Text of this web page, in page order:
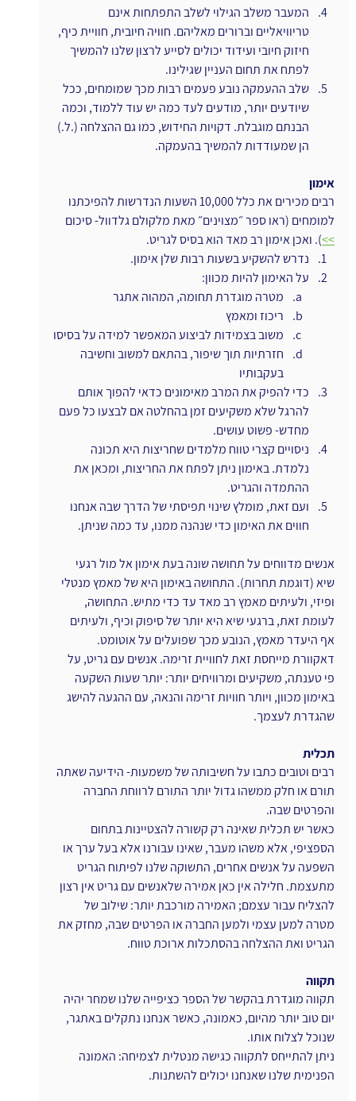
המעבר משלב הגילוי לשלב התפתחות אינם
טריוויאליים וברורים מאליהם. חוויה חיובית, חוויית כיף,
חיזוק חיובי ועידוד יכולים לסייע לרצון שלנו להמשיך
לפתח את תחום העניין שגילינו.
שלב ההעמקה נובע פעמים רבות מכך שמומחים, ככל
שיודעים יותר, מודעים לעד כמה יש עוד ללמוד, וכמה
הבנתם מוגבלת. דקויות החידוש, כמו גם ההצלחה (.ל.)
הן שמעודדות להמשיך בהעמקה.
אימון
רבים מכירים את כלל 10,000 השעות הנדרשות להפיכתנו
למומחים (ראו ספר ״מצוינים״ מאת מלקולם גלדוול- סיכום
>>). ואכן אימון רב מאד הוא בסיס לגריט.
נדרש להשקיע בשעות רבות שלן אימון.
על האימון להיות מכוון:
מטרה מוגדרת תחומה, המהוה אתגר
ריכוז ומאמץ
משוב בצמידות לביצוע המאפשר למידה על בסיסו
חזרתיות תוך שיפור, בהתאם למשוב וחשיבה
בעקבותיו
כדי להפיק את המרב מאימונים כדאי להפוך אותם
להרגל שלא משקיעים זמן בהחלטה אם לבצעו כל פעם
מחדש- פשוט עושים.
ניסויים קצרי טווח מלמדים שחריצות היא תכונה
נלמדת. באימון ניתן לפתח את החריצות, ומכאן את
ההתמדה והגריט.
ועם זאת, מומלץ שינוי תפיסתי של הדרך שבה אנחנו
חווים את האימון כדי שנהנה ממנו, עד כמה שניתן.
אנשים מדווחים על תחושה שונה בעת אימון אל מול רגעי
שיא (דוגמת תחרות). התחושה באימון היא של מאמץ מנטלי
ופיזי, ולעיתים מאמץ רב מאד עד כדי מתיש. התחושה,
לעומת זאת, ברגעי שיא היא יותר של סיפוק וכיף, ולעיתים
אף היעדר מאמץ, הנובע מכך שפועלים על אוטומט.
דאקוורת מייחסת זאת לחוויית זרימה. אנשים עם גריט, על
פי טענתה, משקיעים ומרוויחים יותר: יותר שעות השקעה
באימון מכוון, ויותר חוויות זרימה והנאה, עם ההגעה להישג
שהגדרת לעצמך.
תכלית
רבים וטובים כתבו על חשיבותה של משמעות- הידיעה שאתה
תורם או חלק ממשהו גדול יותר התורם לרווחת החברה
והפרטים שבה.
כאשר יש תכלית שאינה רק קשורה להצטיינות בתחום
הספציפי, אלא משהו מעבר, שאינו עבורנו אלא בעל ערך או
השפעה על אנשים אחרים, התשוקה שלנו לפיתוח הגריט
מתעצמת. חלילה אין כאן אמירה שלאנשים עם גריט אין רצון
להצליח עבור עצמם; האמירה מורכבת יותר: שילוב של
מטרה למען עצמי ולמען החברה או הפרטים שבה, מחזק את
הגריט ואת ההצלחה בהסתכלות ארוכת טווח.
תקווה
תקווה מוגדרת בהקשר של הספר כציפייה שלנו שמחר יהיה
יום טוב יותר מהיום, כאמונה, כאשר אנחנו נתקלים באתגר,
שנוכל לצלוח אותו.
ניתן להתייחס לתקווה כגישה מנטלית לצמיחה: האמונה
הפנימית שלנו שאנחנו יכולים להשתנות.